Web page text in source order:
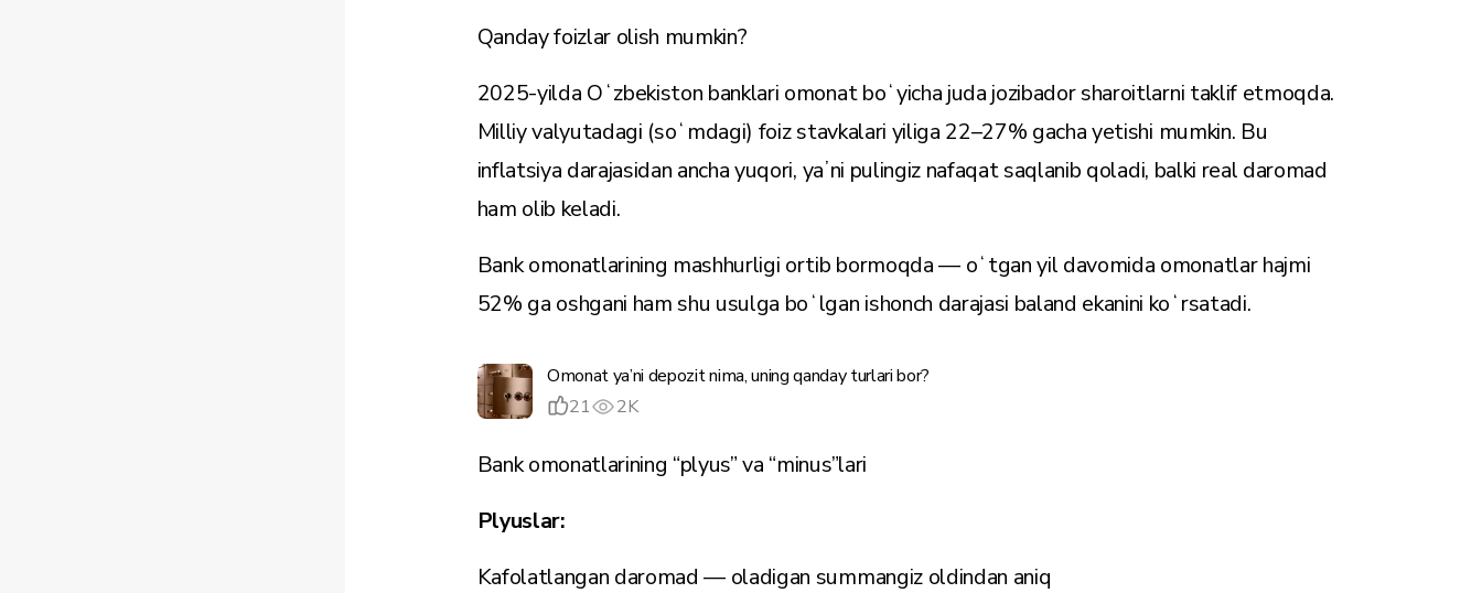
Qanday foizlar olish mumkin?
2025-yilda Oʻzbekiston banklari omonat boʻyicha juda jozibador sharoitlarni taklif etmoqda.
Milliy valyutadagi (soʻmdagi) foiz stavkalari yiliga 22–27% gacha yetishi mumkin. Bu
inflatsiya darajasidan ancha yuqori, yaʼni pulingiz nafaqat saqlanib qoladi, balki real daromad
ham olib keladi.
Bank omonatlarining mashhurligi ortib bormoqda — oʻtgan yil davomida omonatlar hajmi
52% ga oshgani ham shu usulga boʻlgan ishonch darajasi baland ekanini koʻrsatadi.
Omonat ya’ni depozit nima, uning qanday turlari bor?
21
2K
Bank omonatlarining “plyus” va “minus”lari
Plyuslar:
Kafolatlangan daromad — oladigan summangiz oldindan aniq